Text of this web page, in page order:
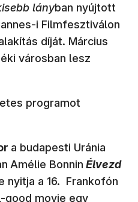
lányban nyújtott
i Filmfesztiválon
díját. Március
városban lesz
programot
a budapesti Uránia
Amélie Bonnin Élvezd
nyitja a 16. Frankofón
good movie egy